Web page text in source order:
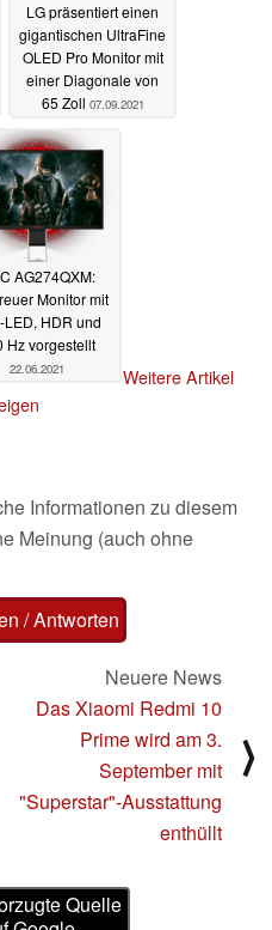
LG präsentiert einen
gigantischen UltraFine
OLED Pro Monitor mit
einer Diagonale von
65 Zoll 07.09.2021
AG274QXM:
Monitor mit
LED, HDR und
Hz vorgestellt
22.06.2021
Weitere Artikel
Informationen zu diesem
Meinung (auch ohne
/ Antworten
Neuere News
Das Xiaomi Redmi 10
Prime wird am 3.
September mit
"Superstar"-Ausstattung
enthüllt
⟩
Quelle